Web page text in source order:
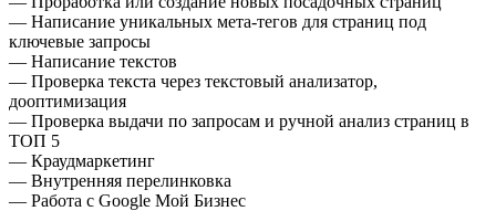
— Написание уникальных мета-тегов для страниц под
ключевые запросы
— Написание текстов
— Проверка текста через текстовый анализатор,
дооптимизация
— Проверка выдачи по запросам и ручной анализ страниц в
ТОП 5
— Краудмаркетинг
— Внутренняя перелинковка
— Работа с Google Мой Бизнес